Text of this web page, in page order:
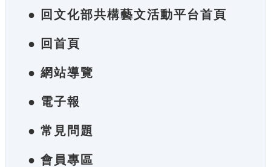
● 回文化部共構藝文活動平台首頁
● 回首頁
● 網站導覽
● 電子報
● 常見問題
● 會員專區